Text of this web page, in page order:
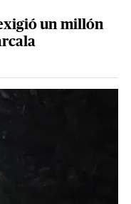
un millón